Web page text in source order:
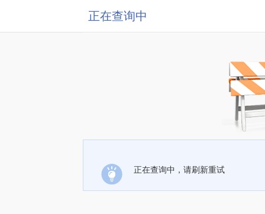
正在查询中
正在查询中，请刷新重试